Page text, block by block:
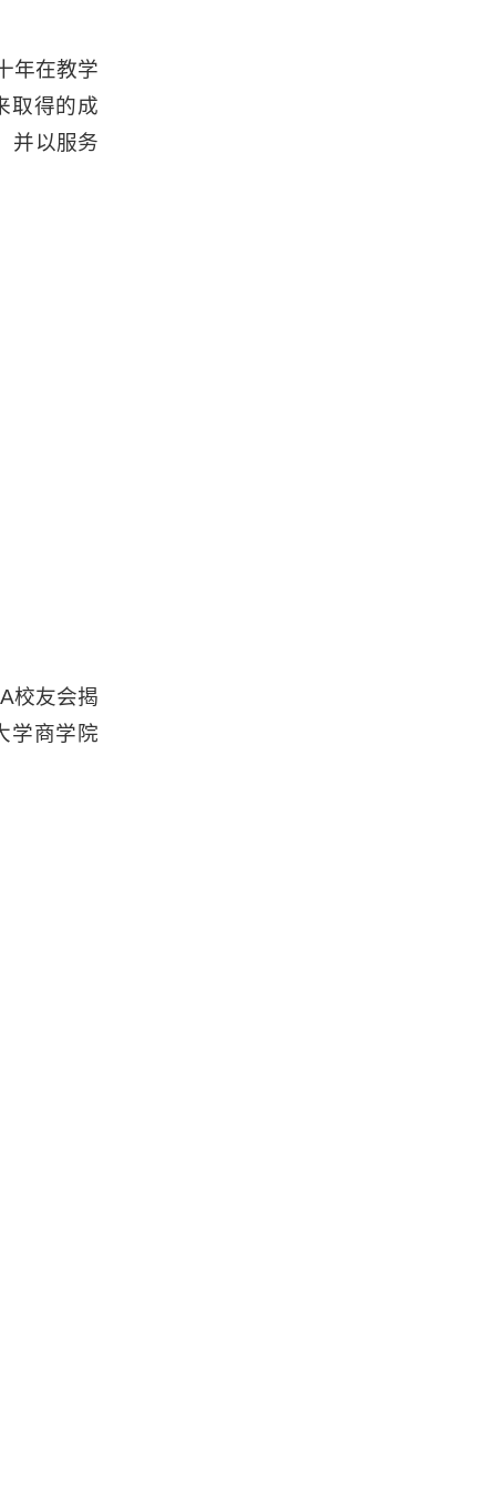
年在教学
取得的成
并以服务
校友会揭
学商学院